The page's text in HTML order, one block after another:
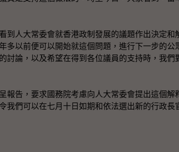
人大常委會就香港政制發展的議題作出決定和
多以前便可以開始就這個問題，進行下一步的公
討論，以及希望在得到各位議員的支持時，我們
告，要求國務院考慮向人大常委會提出這個解
我們可以在七月十日如期和依法選出新的行政長